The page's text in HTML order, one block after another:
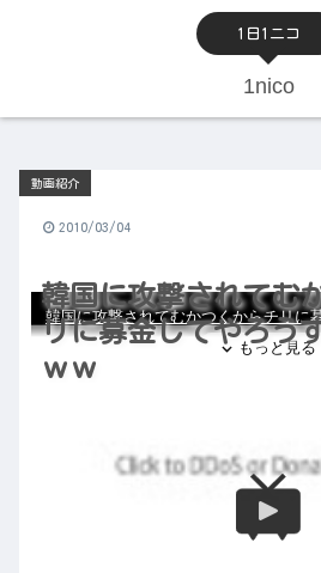
1日1ニコ
1nico
韓国に攻撃されてむ
リに募金してやろう
ｗｗ
動画紹介
2010/03/04